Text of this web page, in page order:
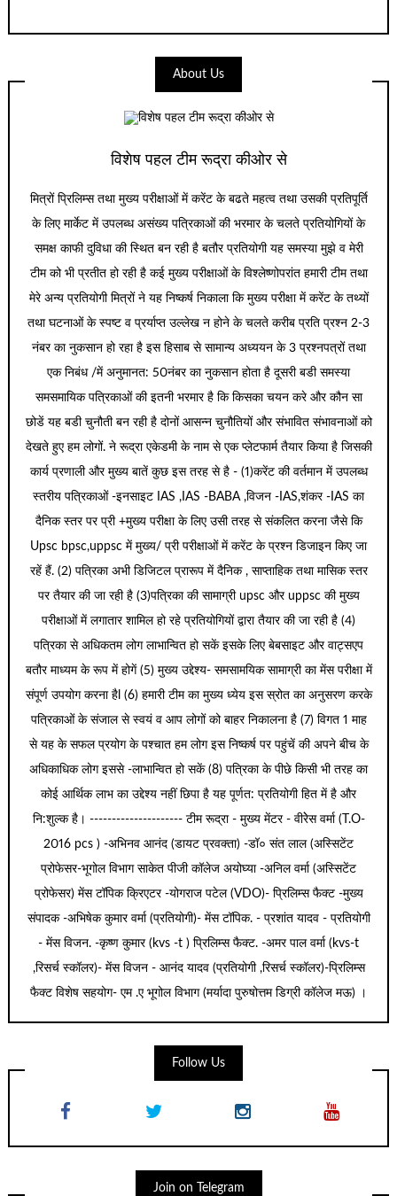
About Us
विशेष पहल टीम रूद्रा कीओर से
मित्रों प्रिलिम्स तथा मुख्य परीक्षाओं में करेंट के बढते महत्व तथा उसकी प्रतिपूर्ति
के लिए मार्केट में उपलब्ध असंख्य पत्रिकाओं की भरमार के चलते प्रतियोगियों के
समक्ष काफी दुविधा की स्थित बन रही है बतौर प्रतियोगी यह समस्या मुझे व मेरी
टीम को भी प्रतीत हो रही है कई मुख्य परीक्षाओं के विश्लेष्णोपरांत हमारी टीम तथा
मेरे अन्य प्रतियोगी मित्रों ने यह निष्कर्ष निकाला कि मुख्य परीक्षा में करेंट के तथ्यों
तथा घटनाओं के स्पष्ट व प्रर्याप्त उल्लेख न होने के चलते करीब प्रति प्रश्न 2-3
नंबर का नुकसान हो रहा है इस हिसाब से सामान्य अध्ययन के 3 प्रश्नपत्रों तथा
एक निबंध /में अनुमानत: 50नंबर का नुकसान होता है दूसरी बडी समस्या
समसमायिक पत्रिकाओं की इतनी भरमार है कि किसका चयन करे और कौन सा
छोडें यह बडी चुनौती बन रही है दोनों आसन्न चुनौतियों और संभावित संभावनाओं को
देखते हुए हम लोगों. ने रूद्रा एकेडमी के नाम से एक प्लेटफार्म तैयार किया है जिसकी
कार्य प्रणाली और मुख्य बातें कुछ इस तरह से है - (1)करेंट की वर्तमान में उपलब्ध
स्तरीय पत्रिकाओं -इनसाइट IAS ,IAS -BABA ,विजन -IAS,शंकर -IAS का
दैनिक स्तर पर प्री +मुख्य परीक्षा के लिए उसी तरह से संकलित करना जैसे कि
Upsc bpsc,uppsc में मुख्य/ प्री परीक्षाओं में करेंट के प्रश्न डिजाइन किए जा
रहें हैं. (2) पत्रिका अभी डिजिटल प्रारूप में दैनिक , साप्ताहिक तथा मासिक स्तर
पर तैयार की जा रही है (3)पत्रिका की सामाग्री upsc और uppsc की मुख्य
परीक्षाओं में लगातार शामिल हो रहे प्रतियोगियों द्वारा तैयार की जा रही है (4)
पत्रिका से अधिकतम लोग लाभान्वित हो सकें इसके लिए बेबसाइट और वाट्सएप
बतौर माध्यम के रूप में होगें (5) मुख्य उद्देश्य- समसामयिक सामाग्री का मेंस परीक्षा में
संपूर्ण उपयोग करना हैl (6) हमारी टीम का मुख्य ध्येय इस स्रोत का अनुसरण करके
पत्रिकाओं के संजाल से स्वयं व आप लोगों को बाहर निकालना है (7) विगत 1 माह
से यह के सफल प्रयोग के पश्चात हम लोग इस निष्कर्ष पर पहुंचें की अपने बीच के
अधिकाधिक लोग इससे -लाभान्वित हो सकें (8) पत्रिका के पीछे किसी भी तरह का
कोई आर्थिक लाभ का उद्देश्य नहीं छिपा है यह पूर्णत: प्रतियोगी हित में है और
नि:शुल्क है। --------------------- टीम रूद्रा - मुख्य मेंटर - वीरेेस वर्मा (T.O-
2016 pcs ) -अभिनव आनंद (डायट प्रवक्ता) -डॉ० संत लाल (अस्सिटेंट
प्रोफेसर-भूगोल विभाग साकेत पीजी कॉलेज अयोघ्या -अनिल वर्मा (अस्सिटेंट
प्रोफेसर) मेंस टॉपिक क्रिएटर -योगराज पटेल (VDO)- प्रिलिम्स फैक्ट -मुख्य
संपादक -अभिषेक कुमार वर्मा (प्रतियोगी)- मेंस टॉपिक. - प्रशांत यादव - प्रतियोगी
- मेंस विजन. -कृष्ण कुमार (kvs -t ) प्रिलिम्स फैक्ट. -अमर पाल वर्मा (kvs-t
,रिसर्च स्कॉलर)- मेंस विजन - आनंद यादव (प्रतियोगी ,रिसर्च स्कॉलर)-प्रिलिम्स
फैक्ट विशेष सहयोग- एम .ए भूगोल विभाग (मर्यादा पुरुषोत्तम डिग्री कॉलेज मऊ) ।
Follow Us
Join on Telegram